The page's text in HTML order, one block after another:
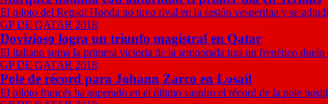
El piloto del Repsol Honda no tuvo rival en la sesión vespertina y se
GP DE QATAR 2018
Dovizioso logra un triunfo magistral en Qatar
El italiano suma la primera victoria de la temporada tras un frenético
GP DE QATAR 2018
Pole de récord para Johann Zarco en Losail
El piloto francés ha superado en el último suspiro el récord de la pole